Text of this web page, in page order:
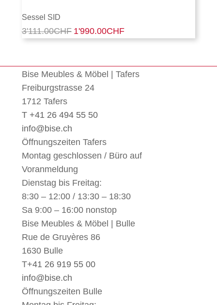
Sessel SID
3'111.00CHF Ursprünglicher
Preis
1'990.00CHFAktueller
Preis
Bise Meubles & Möbel | Tafers
Freiburgstrasse 24
1712 Tafers
T +41 26 494 55 50
info@bise.ch
Öffnungszeiten Tafers
Montag geschlossen / Büro auf
Voranmeldung
Dienstag bis Freitag:
8:30 – 12:00 / 13:30 – 18:30
Sa 9:00 – 16:00 nonstop
Bise Meubles & Möbel | Bulle
Rue de Gruyères 86
1630 Bulle
T+41 26 919 55 00
info@bise.ch
Öffnungszeiten Bulle